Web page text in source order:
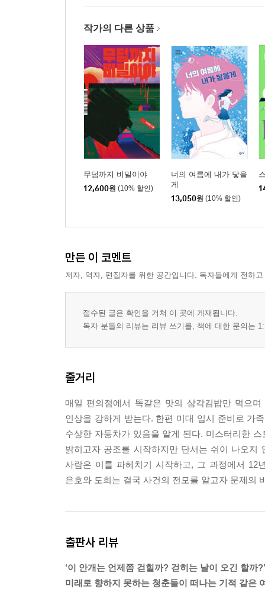
작가의 다른 상품
무덤까지 비밀이야
12,600원 (10% 할인)
너의 여름에 내가 닿을
게
13,050원 (10% 할인)
만든 이 코멘트
저자, 역자, 편집자를 위한 공간입니다. 독자들에게 전하
접수된 글은 확인을 거쳐 이 곳에 게재됩니다.
독자 분들의 리뷰는 리뷰 쓰기를, 책에 대한 문의는
줄거리
매일 편의점에서 똑같은 맛의 삼각김밥만 먹으
인상을 강하게 받는다. 한편 미대 입시 준비로 가
수상한 자동차가 있음을 알게 된다. 미스터리한
밝히고자 공조를 시작하지만 단서는 쉬이 나오
사람은 이를 파헤치기 시작하고, 그 과정에서 12
은호와 도희는 결국 사건의 전모를 알고자 문제
출판사 리뷰
‘이 안개는 언제쯤 걷힐까? 걷히는 날이 오긴 할까?’
미래로 향하지 못하는 청춘들이 떠나는 기적 같은